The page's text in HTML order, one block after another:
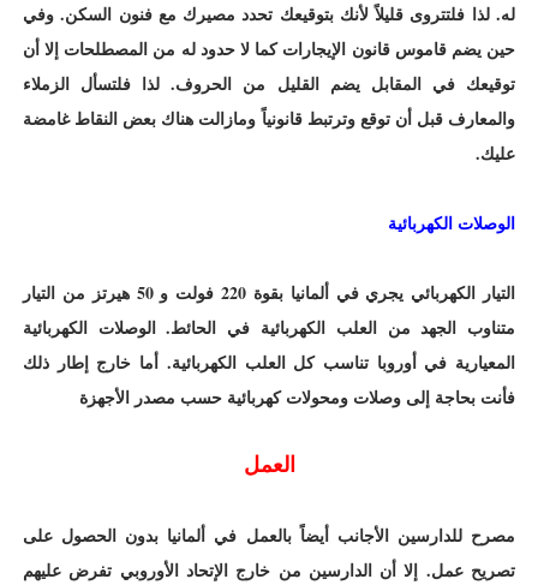
له. لذا فلتتروى قليلاً لأنك بتوقيعك تحدد مصيرك مع فنون السكن. وفي
حين يضم قاموس قانون الإيجارات كما لا حدود له من المصطلحات إلا أن
توقيعك في المقابل يضم القليل من الحروف. لذا فلتسأل الزملاء
والمعارف قبل أن توقع وترتبط قانونياً ومازالت هناك بعض النقاط غامضة
عليك.
الوصلات الكهربائية
التيار الكهربائي يجري في ألمانيا بقوة 220 فولت و 50 هيرتز من التيار
متناوب الجهد من العلب الكهربائية في الحائط. الوصلات الكهربائية
المعيارية في أوروبا تناسب كل العلب الكهربائية. أما خارج إطار ذلك
فأنت بحاجة إلى وصلات ومحولات كهربائية حسب مصدر الأجهزة
العمل
مصرح للدارسين الأجانب أيضاً بالعمل في ألمانيا بدون الحصول على
تصريح عمل. إلا أن الدارسين من خارج الإتحاد الأوروبي تفرض عليهم